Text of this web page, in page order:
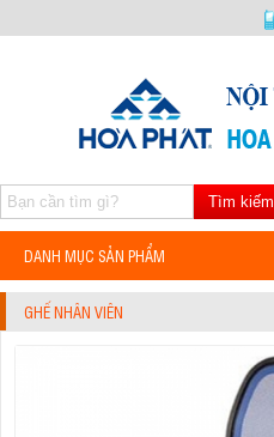
Tìm kiếm
DANH MỤC SẢN PHẨM
GHẾ NHÂN VIÊN